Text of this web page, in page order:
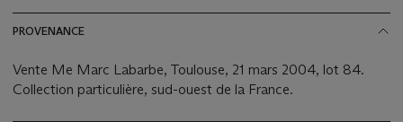
PROVENANCE
Vente Me Marc Labarbe, Toulouse, 21 mars 2004, lot 84.
Collection particulière, sud-ouest de la France.